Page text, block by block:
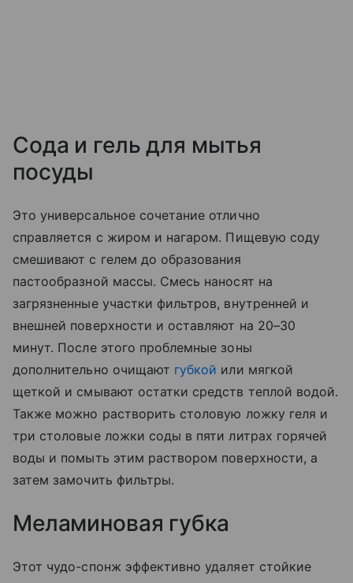
Сода и гель для мытья
посуды
Это универсальное сочетание отлично
справляется с жиром и нагаром. Пищевую соду
смешивают с гелем до образования
пастообразной массы. Смесь наносят на
загрязненные участки фильтров, внутренней и
внешней поверхности и оставляют на 20–30
минут. После этого проблемные зоны
дополнительно очищают губкой или мягкой
щеткой и смывают остатки средств теплой водой.
Также можно растворить столовую ложку геля и
три столовые ложки соды в пяти литрах горячей
воды и помыть этим раствором поверхности, а
затем замочить фильтры.
Меламиновая губка
Этот чудо-спонж эффективно удаляет стойкие